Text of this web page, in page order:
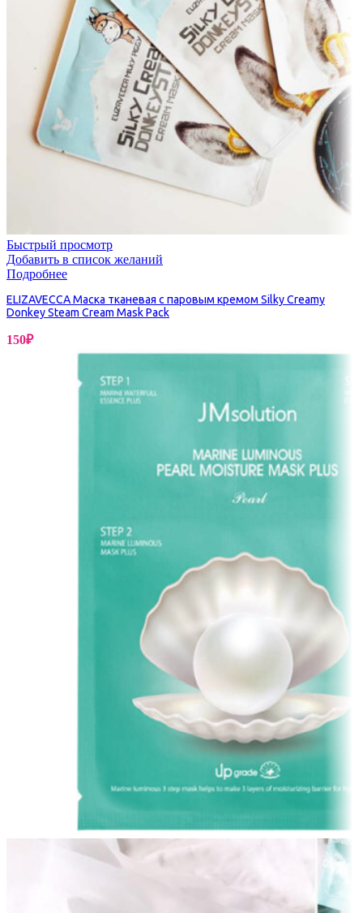
Быстрый просмотр
Добавить в список желаний
Подробнее
ELIZAVECCA Маска тканевая с паровым кремом Silky Creamy
Donkey Steam Cream Mask Pack
150₽